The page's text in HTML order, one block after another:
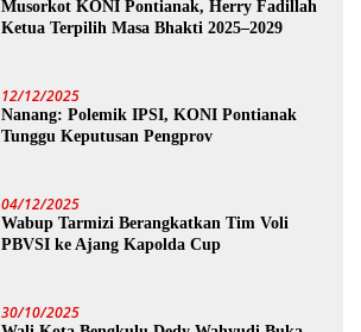
Musorkot KONI Pontianak, Herry Fadillah
Ketua Terpilih Masa Bhakti 2025–2029
12/12/2025
Nanang: Polemik IPSI, KONI Pontianak
Tunggu Keputusan Pengprov
04/12/2025
Wabup Tarmizi Berangkatkan Tim Voli
PBVSI ke Ajang Kapolda Cup
30/10/2025